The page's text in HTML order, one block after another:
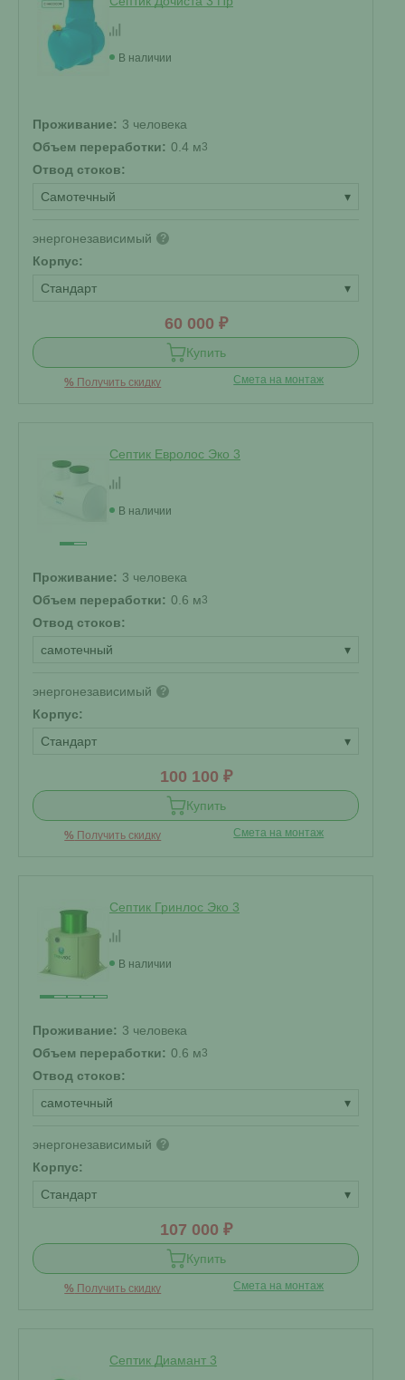
В наличии
Проживание: 3 человека
Объем переработки: 0.4 м3
Отвод стоков:
Самотечный
▾
энергонезависимый ?
Корпус:
Стандарт
▾
60 000 ₽
Купить
% Получить скидку Смета на монтаж
Септик Евролос Эко 3
В наличии
Проживание: 3 человека
Объем переработки: 0.6 м3
Отвод стоков:
самотечный
▾
энергонезависимый ?
Корпус:
Стандарт
▾
100 100 ₽
Купить
% Получить скидку Смета на монтаж
Септик Гринлос Эко 3
В наличии
Проживание: 3 человека
Объем переработки: 0.6 м3
Отвод стоков:
самотечный
▾
энергонезависимый ?
Корпус:
Стандарт
▾
107 000 ₽
Купить
% Получить скидку Смета на монтаж
Септик Диамант 3